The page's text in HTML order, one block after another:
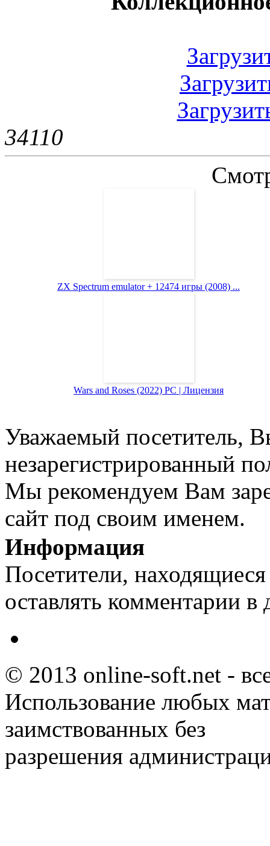
34110
ZX Spectrum emulator + 12474 игры (2008) ...
Wars and Roses (2022) PC | Лицензия
Уважаемый посетитель,
незарегистрированный
Мы рекомендуем Вам
сайт под своим именем.
Информация
Посетители,
оставлять комментарии в
© 2013 online-soft.net -
Использование любых
заимствованных без
разрешения